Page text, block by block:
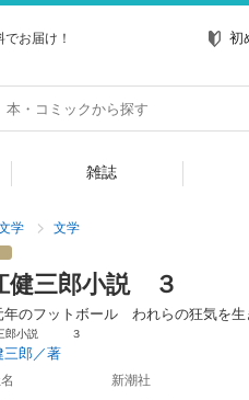
お届け！ 初
雑誌
学 文学
健三郎小説 ３
年のフットボール われらの狂気を生
三郎小説 ３
三郎／著
新潮社